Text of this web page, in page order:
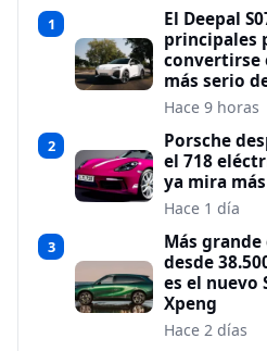
1
El Deepal
principales
convertirse
más serio
Hace 9 horas
2
Porsche
el 718
ya mira
Hace 1 día
3
Más
desde
es el nuevo
Xpeng
Hace 2 días